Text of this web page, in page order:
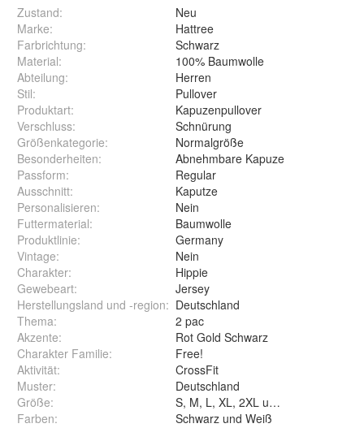
Zustand:
Neu
Marke:
Hattree
Farbrichtung:
Schwarz
Material:
100% Baumwolle
Abteilung:
Herren
Stil:
Pullover
Produktart:
Kapuzenpullover
Verschluss:
Schnürung
Größenkategorie:
Normalgröße
Besonderheiten:
Abnehmbare Kapuze
Passform:
Regular
Ausschnitt:
Kaputze
Personalisieren:
Nein
Futtermaterial:
Baumwolle
Produktlinie:
Germany
Vintage:
Nein
Charakter:
Hippie
Gewebeart:
Jersey
Herstellungsland und -region: Deutschland
Thema:
2 pac
Akzente:
Rot Gold Schwarz
Charakter Familie:
Free!
Aktivität:
CrossFit
Muster:
Deutschland
Größe:
Farben: Schwarz und Weiß